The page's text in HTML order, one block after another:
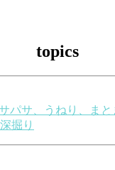
topics
パサ、うねり、ま
掘り